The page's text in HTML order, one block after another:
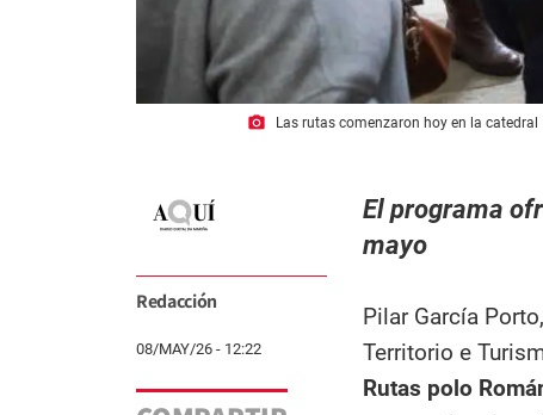
photo_camera Las rutas comenzaron hoy en la catedral
Redacción
08/MAY/26 - 12:22
El programa
mayo
Pilar García
Territorio e
Rutas polo